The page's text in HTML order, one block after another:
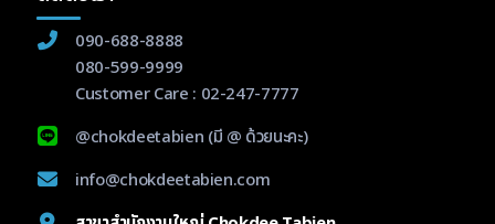
090-688-8888
080-599-9999
Customer Care : 02-247-7777
@chokdeetabien (มี @ ด้วยนะคะ)
info@chokdeetabien.com